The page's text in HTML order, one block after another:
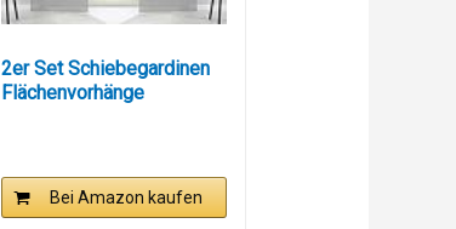
2er Set Schiebegardinen
Flächenvorhänge
Bei Amazon kaufen